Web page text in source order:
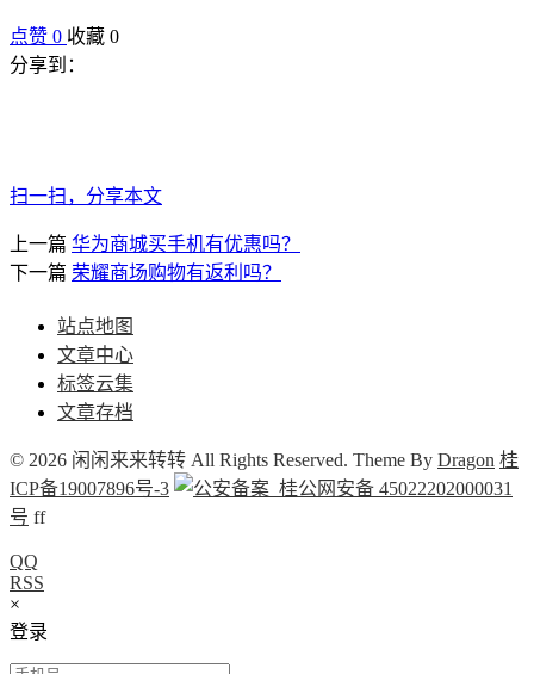
点赞 0 收藏 0
分享到：
扫一扫，分享本文
上一篇 华为商城买手机有优惠吗？
下一篇 荣耀商场购物有返利吗？
站点地图
文章中心
标签云集
文章存档
© 2026 闲闲来来转转 All Rights Reserved. Theme By Dragon 桂
ICP备19007896号-3
桂公网安备 45022202000031
号 ff
QQ
RSS
×
登录